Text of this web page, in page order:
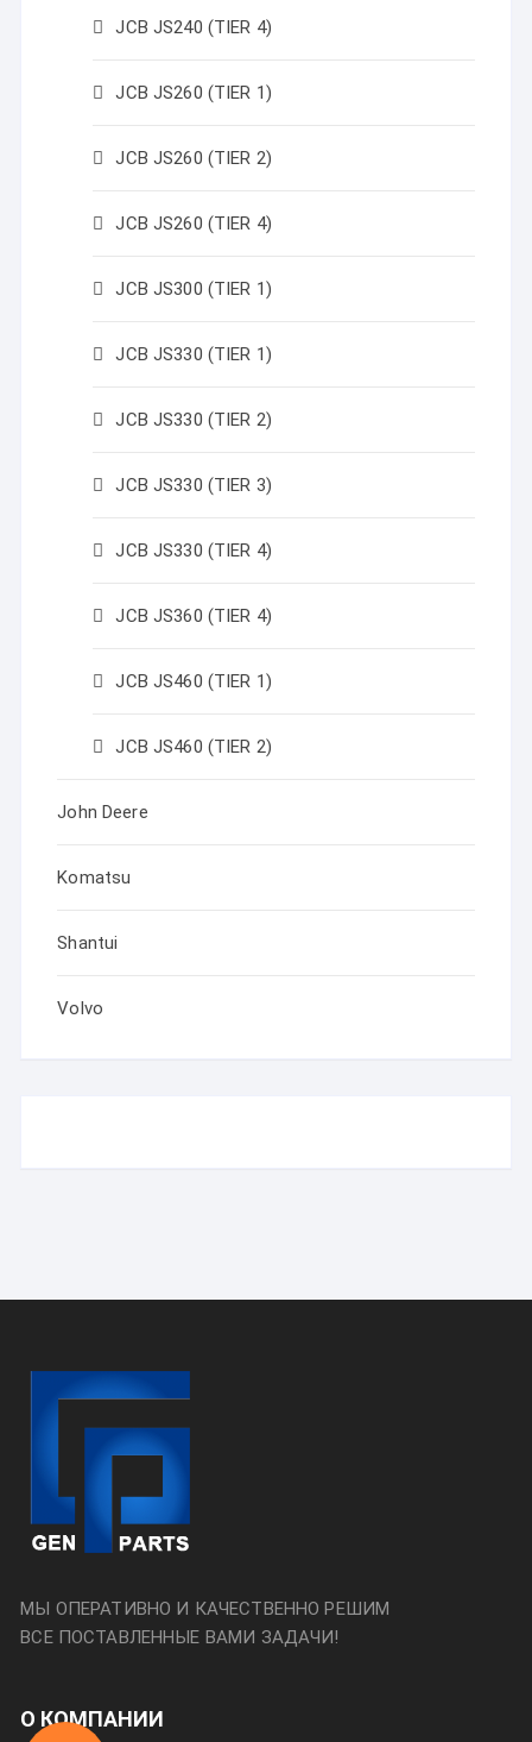
JCB JS240 (TIER 4)
JCB JS260 (TIER 1)
JCB JS260 (TIER 2)
JCB JS260 (TIER 4)
JCB JS300 (TIER 1)
JCB JS330 (TIER 1)
JCB JS330 (TIER 2)
JCB JS330 (TIER 3)
JCB JS330 (TIER 4)
JCB JS360 (TIER 4)
JCB JS460 (TIER 1)
JCB JS460 (TIER 2)
John Deere
Komatsu
Shantui
Volvo
МЫ ОПЕРАТИВНО И КАЧЕСТВЕННО РЕШИМ
ВСЕ ПОСТАВЛЕННЫЕ ВАМИ ЗАДАЧИ!
О КОМПАНИИ